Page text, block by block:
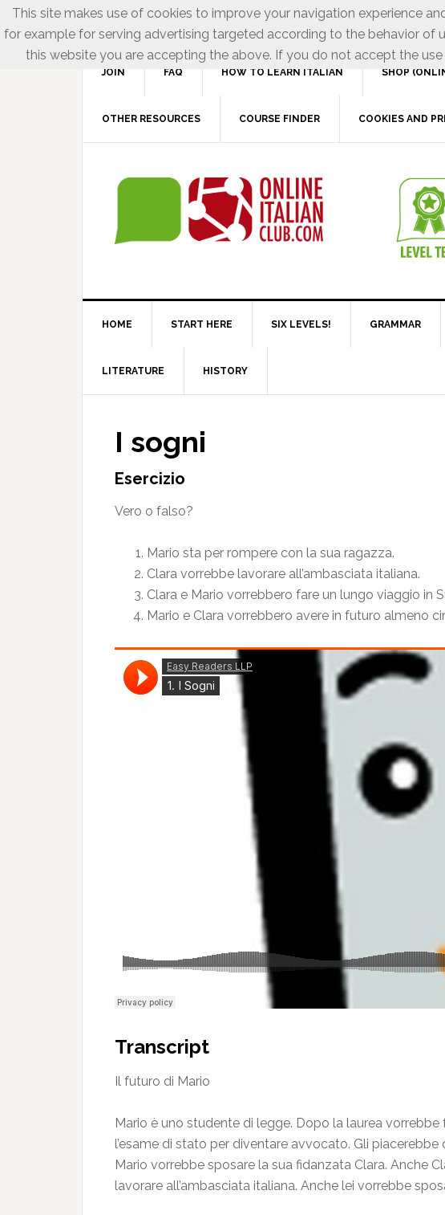
JOIN FAQ HOW TO LEARN ITALIAN SHOP
OTHER RESOURCES COURSE FINDER COOKIES AND
HOME START HERE SIX LEVELS! GRAMMAR
LITERATURE HISTORY
I sogni
Esercizio
Vero o falso?
Mario sta per rompere con la sua ragazza.
Clara vorrebbe lavorare all’ambasciata italiana.
Clara e Mario vorrebbero fare un lungo viaggio in
Mario e Clara vorrebbero avere in futuro almeno
Transcript
Il futuro di Mario
Mario è uno studente di legge. Dopo la laurea
l’esame di stato per diventare avvocato. Gli
Mario vorrebbe sposare la sua fidanzata Clara. Anche
lavorare all’ambasciata italiana. Anche lei vorrebbe
This site makes use of cookies to improve your navigation experience
for example for serving advertising targeted according to the behavior of
this website you are accepting the above. If you do not accept the